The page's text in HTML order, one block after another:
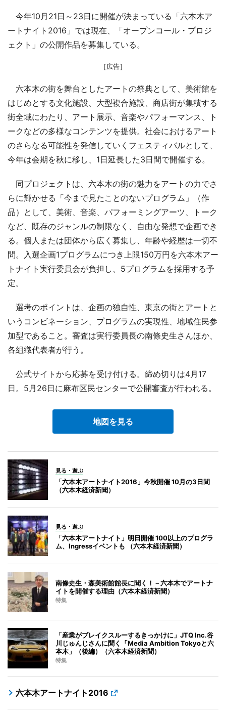
今年10月21日～23日に開催が決まっている「六本木ア
ートナイト2016」では現在、「オープンコール・プロジ
ェクト」の公開作品を募集している。
［広告］
六本木の街を舞台としたアートの祭典として、美術館を
はじめとする文化施設、大型複合施設、商店街が集積する
街全域にわたり、アート展示、音楽やパフォーマンス、ト
ークなどの多様なコンテンツを提供。社会におけるアート
のさらなる可能性を発信していくフェスティバルとして、
今年は会期を秋に移し、1日延長した3日間で開催する。
同プロジェクトは、六本木の街の魅力をアートの力でさ
らに輝かせる「今まで見たことのないプログラム」（作
品）として、美術、音楽、パフォーミングアーツ、トーク
など、既存のジャンルの制限なく、自由な発想で企画でき
る。個人または団体から広く募集し、年齢や経歴は一切不
問。入選企画1プログラムにつき上限150万円を六本木アー
トナイト実行委員会が負担し、5プログラムを採用する予
定。
選考のポイントは、企画の独自性、東京の街とアートと
いうコンビネーション、プログラムの実現性、地域住民参
加型であること。審査は実行委員長の南條史生さんほか、
各組織代表者が行う。
公式サイトから応募を受け付ける。締め切りは4月17
日。5月26日に麻布区民センターで公開審査が行われる。
地図を見る
見る・遊ぶ
「六本木アートナイト2016」今秋開催 10月の3日間
（六本木経済新聞）
見る・遊ぶ
「六本木アートナイト」明日開催 100以上のプログラ
ム、Ingressイベントも （六本木経済新聞）
南條史生・森美術館館長に聞く！－六本木でアートナ
イトを開催する理由（六本木経済新聞）
特集
「産業がブレイクスルーするきっかけに」JTQ Inc.谷
川じゅんじさんに聞く「Media Ambition Tokyoと六
本木」（後編）（六本木経済新聞）
特集
六本木アートナイト2016